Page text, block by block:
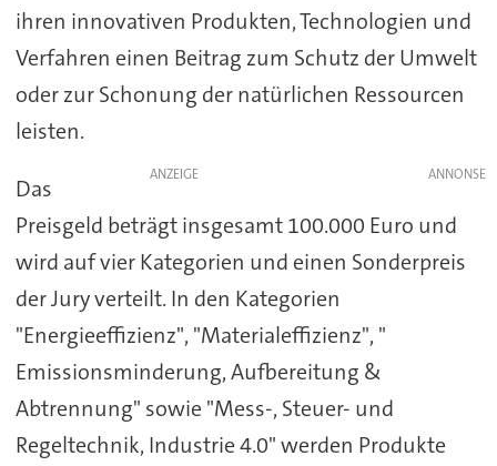
ihren innovativen Produkten, Technologien und
Verfahren einen Beitrag zum Schutz der Umwelt
oder zur Schonung der natürlichen Ressourcen
leisten.
ANZEIGE
Das
Preisgeld beträgt insgesamt 100.000 Euro und
wird auf vier Kategorien und einen Sonderpreis
der Jury verteilt. In den Kategorien
"Energieeffizienz", "Materialeffizienz", "
Emissionsminderung, Aufbereitung &
Abtrennung" sowie "Mess-, Steuer- und
Regeltechnik, Industrie 4.0" werden Produkte